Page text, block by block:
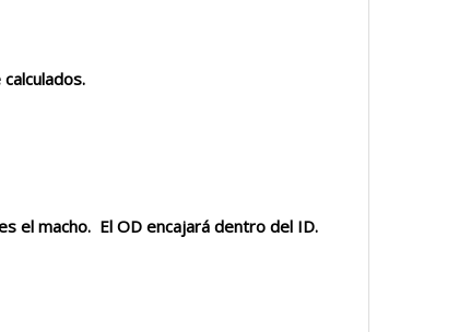
el macho. El OD encajará dentro del ID.